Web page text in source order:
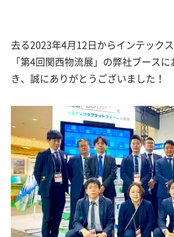
去る2023年4月12日からインテック
「第4回関西物流展」の弊社ブース
き、誠にありがとうございました！